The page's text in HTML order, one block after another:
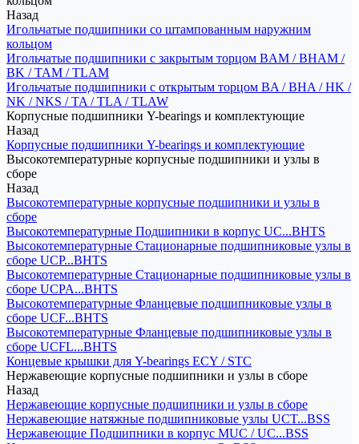
Назад
Игольчатые подшипники со штампованным наружним
кольцом
Игольчатые подшипники с закрытым торцом BAM / BHAM /
BK / TAM / TLAM
Игольчатые подшипники с открытым торцом BA / BHA / HK /
NK / NKS / TA / TLA / TLAW
Корпусные подшипники Y-bearings и комплектующие
Назад
Корпусные подшипники Y-bearings и комплектующие
Высокотемпературные корпусные подшипники и узлы в
сборе
Назад
Высокотемпературные корпусные подшипники и узлы в
сборе
Высокотемпературные Подшипники в корпус UC...BHTS
Высокотемпературные Стационарные подшипниковые узлы в
сборе UCP...BHTS
Высокотемпературные Стационарные подшипниковые узлы в
сборе UCPA...BHTS
Высокотемпературные Фланцевые подшипниковые узлы в
сборе UCF...BHTS
Высокотемпературные Фланцевые подшипниковые узлы в
сборе UCFL...BHTS
Концевые крышки для Y-bearings ECY / STC
Нержавеющие корпусные подшипники и узлы в сборе
Назад
Нержавеющие корпусные подшипники и узлы в сборе
Нержавеющие натяжные подшипниковые узлы UCT...BSS
Нержавеющие Подшипники в корпус MUC / UC...BSS